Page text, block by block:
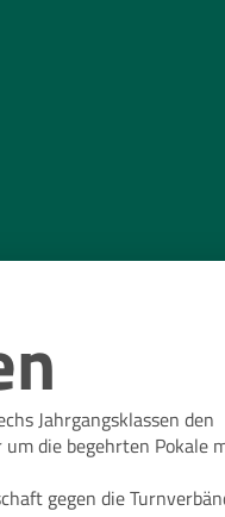
Jahrgangsklassen den
die begehrten Pokale
gegen die